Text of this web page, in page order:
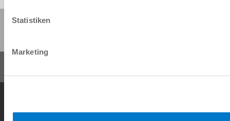
Statistiken
Marketing